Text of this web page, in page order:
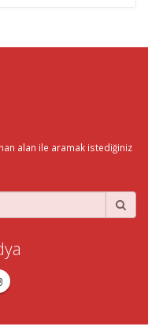
alan ile aramak istediğiniz